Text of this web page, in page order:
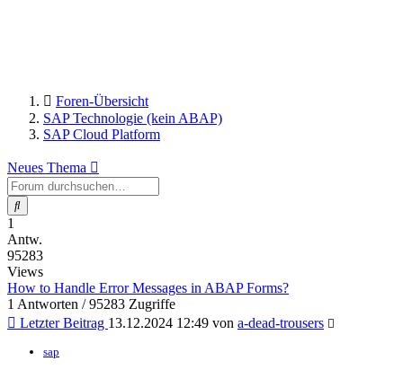
Foren-Übersicht
SAP Technologie (kein ABAP)
SAP Cloud Platform
Neues Thema
Suche
1
Antw.
95283
Views
How to Handle Error Messages in ABAP Forms?
1 Antworten / 95283 Zugriffe
Letzter Beitrag 13.12.2024 12:49 von a-dead-trousers
sap